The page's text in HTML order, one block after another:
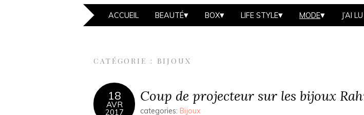
ACCUEIL BEAUTÉ BOX LIFE STYLE MODE J’AI LU
CATÉGORIE : BIJOUX
18
AVR
2017
Coup de projecteur sur les bijoux
categories: Bijoux